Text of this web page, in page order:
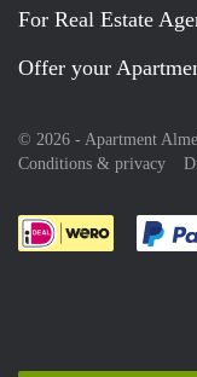
For Real Estate
Offer your
© 2026 - Apartment
Conditions & privacy